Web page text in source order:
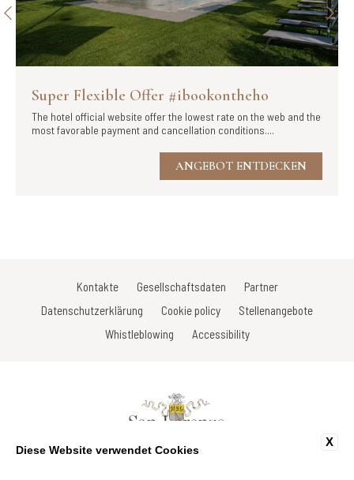
Super Flexible Offer #ibookontheho
The hotel official website offer the lowest rate on the web and the
most favorable payment and cancellation conditions....
ANGEBOT ENTDECKEN
Kontakte Gesellschaftsdaten
Partner
Datenschutzerklärung
Cookie policy
Stellenangebote
Whistleblowing
Accessibility
Via Di Porta Vecchia/V.le Della Rimembranza/Via Gracco del Secco 107 -
X
Diese Website verwendet Cookies